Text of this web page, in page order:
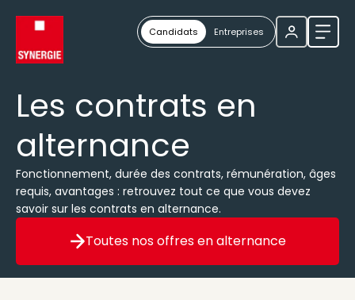
Candidats Entreprises
Les contrats en
alternance
Fonctionnement, durée des contrats, rémunération, âges
requis, avantages : retrouvez tout ce que vous devez
savoir sur les contrats en alternance.
Toutes nos offres en
Toutes nos offres en alternance